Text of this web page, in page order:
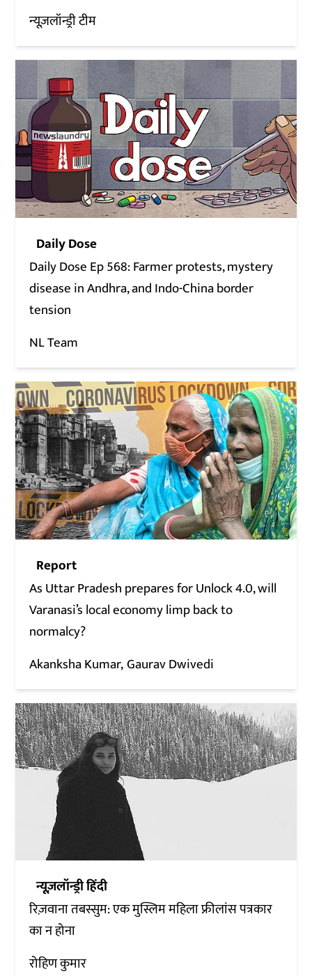
न्यूज़लॉन्ड्री टीम
Daily Dose
Daily Dose Ep 568: Farmer protests, mystery
disease in Andhra, and Indo-China border
tension
NL Team
Report
As Uttar Pradesh prepares for Unlock 4.0, will
Varanasi’s local economy limp back to
normalcy?
Akanksha Kumar Gaurav Dwivedi
न्यूज़लॉन्ड्री हिंदी
रिज़वाना तबस्सुम: एक मुस्लिम महिला फ्रीलांस पत्रकार
का न होना
रोहिण कुमार